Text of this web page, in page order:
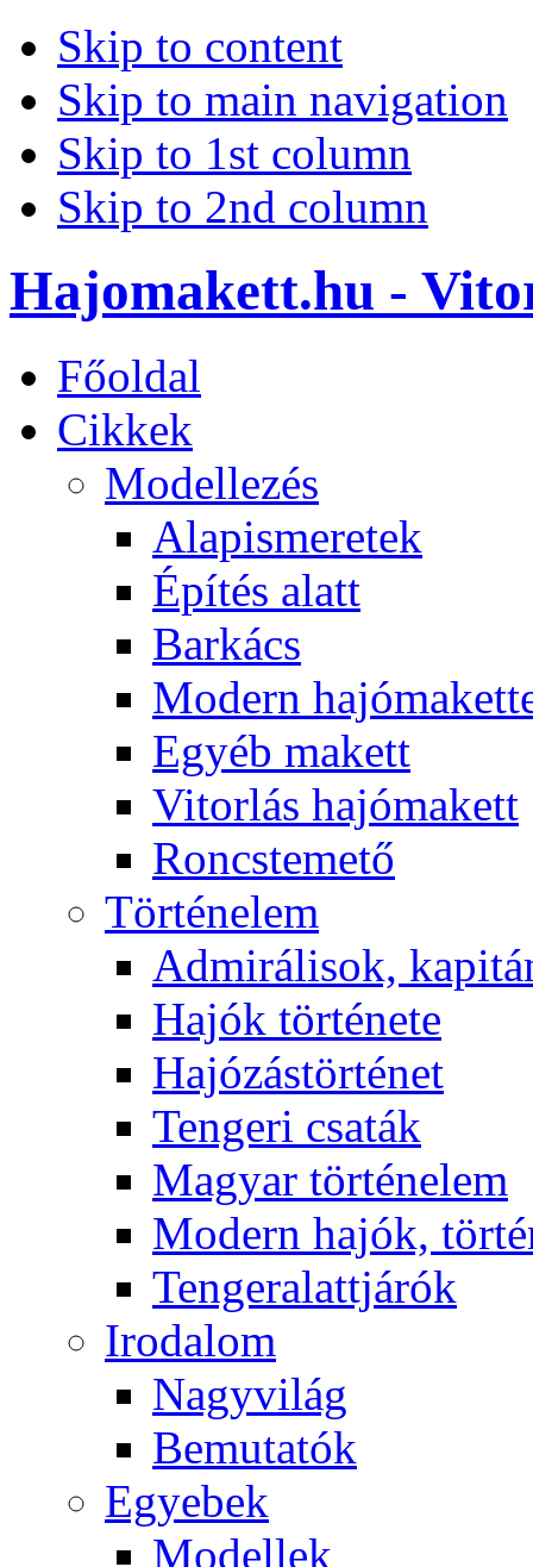
Skip to content
Skip to main navigation
Skip to 1st column
Skip to 2nd column
Hajomakett.hu -
Főoldal
Cikkek
Modellezés
Alapismeretek
Építés alatt
Barkács
Modern
Egyéb makett
Vitorlás hajómakett
Roncstemető
Történelem
Admirálisok,
Hajók története
Hajózástörténet
Tengeri csaták
Magyar történelem
Modern hajók,
Tengeralattjárók
Irodalom
Nagyvilág
Bemutatók
Egyebek
Modellek